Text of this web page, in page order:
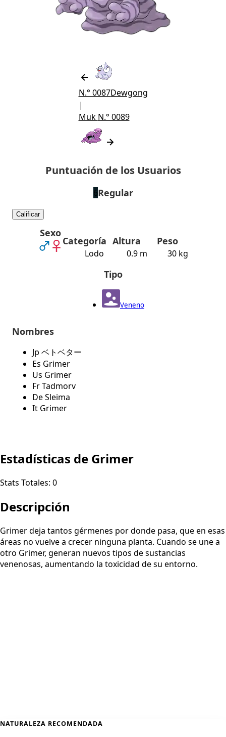
N.° 0087Dewgong
|
Muk N.° 0089
Sexo
Categoría
Lodo
Altura
0.9 m
Peso
30 kg
Tipo
Veneno
Nombres
Jp ベトベター
Es Grimer
Us Grimer
Fr Tadmorv
De Sleima
It Grimer
Puntuación de los Usuarios
6Regular
Calificar
Estadísticas de Grimer
Stats Totales: 0
Descripción
Grimer deja tantos gérmenes por donde pasa, que en esas
áreas no vuelve a crecer ninguna planta. Cuando se une a
otro Grimer, generan nuevos tipos de sustancias
venenosas, aumentando la toxicidad de su entorno.
NATURALEZA RECOMENDADA